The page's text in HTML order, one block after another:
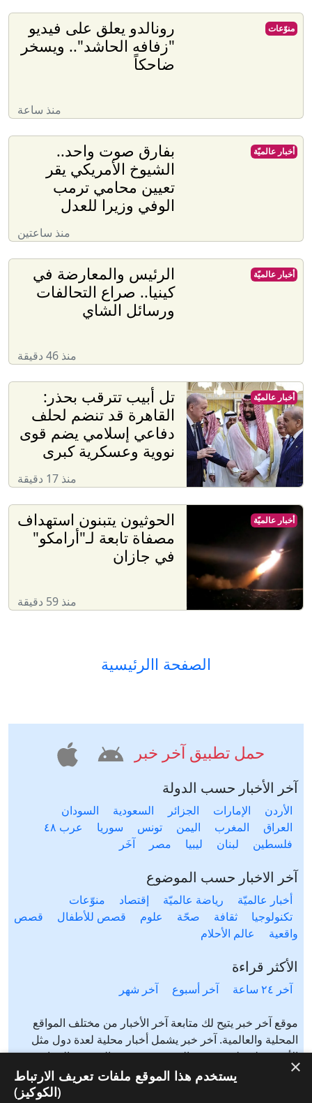
رونالدو يعلق على فيديو
"زفافه الحاشد".. ويسخر
ضاحكاً
منذ ساعة
منوّعات
بفارق صوت واحد..
الشيوخ الأمريكي يقر
تعيين محامي ترمب
الوفي وزيرا للعدل
منذ ساعتين
أخبار عالميّة
الرئيس والمعارضة في
كينيا.. صراع التحالفات
ورسائل الشاي
منذ 46 دقيقة
أخبار عالميّة
تل أبيب تترقب بحذر:
القاهرة قد تنضم لحلف
دفاعي إسلامي يضم قوى
نووية وعسكرية كبرى
منذ 17 دقيقة
أخبار عالميّة
الحوثيون يتبنون استهداف
مصفاة تابعة لـ"أرامكو"
في جازان
منذ 59 دقيقة
أخبار عالميّة
الصفحة االرئيسية
حمل تطبيق آخر خبر
آخر الأخبار حسب الدولة
الأردن الإمارات الجزائر السعودية
السودان
العراق
المغرب اليمن تونس سوريا
عرب ٤٨
فلسطين
لبنان ليبيا مصر آخَر
آخر الاخبار حسب الموضوع
أخبار عالميّة رياضة عالميّة إقتصاد
منوّعات
تكنولوجيا
ثقافة صحّة علوم قصص للأطفال
قصص
واقعية
عالم الأحلام
الأكثر قراءة
آخر ٢٤ ساعة آخر أسبوع آخر شهر
موقع آخر خبر يتيح لك متابعة آخر الأخبار من مختلف المواقع
المحلية والعالمية. آخر خبر يشمل أخبار محلية لعدة دول مثل
الأردن، فلسطين، مصر، السعودية، تونس، المغرب، الجزائر،
عرب ٤٨، لبنان، العراق، اليمن وغيرها آخر خبر يتيح متابعة أخبار
من شتى المواضيع مثل: أخبار محلية، أخبار عالمية، رياضة،
×
يستخدم هذا الموقع ملفات تعريف الارتباط
(الكوكيز)